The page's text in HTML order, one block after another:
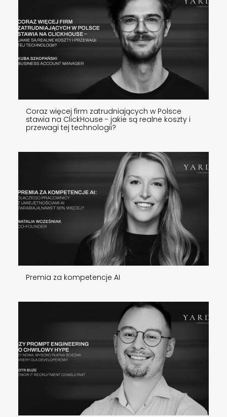
Coraz więcej firm zatrudniających w Polsce
stawia na ClickHouse - jakie są realne koszty i
przewagi tej technologii?
Premia za kompetencje AI